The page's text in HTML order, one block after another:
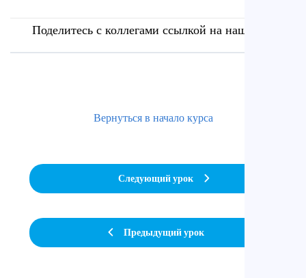
Поделитесь с коллегами ссылкой на наш сайт
Предыдущий урок
Вернуться в начало курса
Следующий урок